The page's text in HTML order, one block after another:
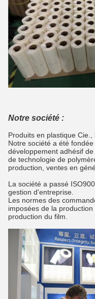
Notre société :
Produits en plastique Cie.,
Notre société a été
développement adhésif
de technologie de
production, ventes en
La société a passé
gestion d'entreprise.
Les normes des
imposées de la
production du film.